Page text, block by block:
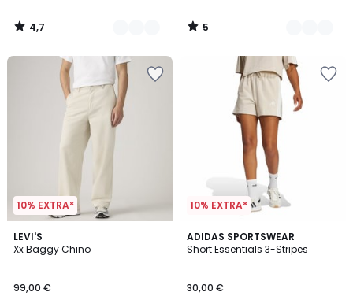
4,7
/
5
/
10% EXTRA*
LEVI'S
Xx Baggy Chino
99,00 €
10% EXTRA*
ADIDAS SPORTSWEAR
Short Essentials 3-Stripes
30,00 €
4,8
/ 5
2
Kleuren